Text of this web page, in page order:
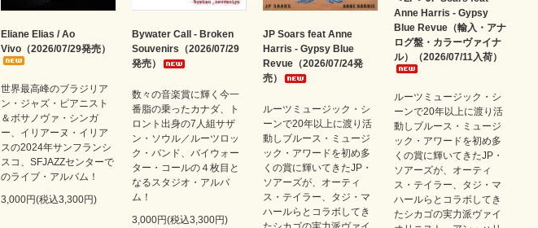
Eliane Elias / Ao
Vivo（2026/07/29発売）
世界最高峰のブラジリア
ン・ジャズ・ピアニスト
＆ボサノヴァ・シンガ
ー、イリアーヌ・イリア
スの2024年サンフランシ
スコ、SFJAZZセンターで
のライブ・アルバム！
3,000円(税込3,300円)
Bywater Call - Broken
Souvenirs（2026/07/29
発売）
数々の音楽賞に輝く今一
番脂の乗ったカナダ、ト
ロント出身の7人組サザ
ン・ソウル／ルーツロッ
ク・バンド、バイウォー
ター・コールの４枚目と
なるスタジオ・アルバ
ム！
3,000円(税込3,300円)
JP Soars feat Anne
Harris - Gypsy Blue
Revue（2026/07/24発
売）
ルーツミュージック・シ
ーンで20年以上に渡り活
動しブルース・ミュージ
ック・アワードを初め多
くの賞に輝いてきたJP・
ソアーズが、オーティ
ス・テイラー、タジ・マ
ハールらとコラボしてき
Anne Harris - Gypsy
Blue Revue（輸入・アナ
ログ盤・カラーヴァイナ
ル）（2026/07/11入荷）
ルーツミュージック・シ
ーンで20年以上に渡り活
動しブルース・ミュージ
ック・アワードを初め多
くの賞に輝いてきたJP・
ソアーズが、オーティ
ス・テイラー、タジ・マ
ハールらとコラボしてき
たシカゴの実力派ヴァイ